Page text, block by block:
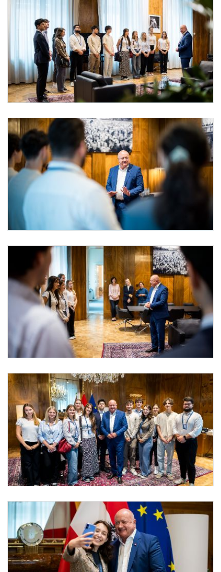
Praktikantinnen und Praktikanten bei Bundeskanzler Stocker
Am 29. Juli 2025 empfing Bundeskanzler Christian Stocker (r.) die
Praktikantinnen und Praktikanten bei Bundeskanzler Stocker
Am 29. Juli 2025 empfing Bundeskanzler Christian Stocker (m.) die
Praktikantinnen und Praktikanten bei Bundeskanzler Stocker
Am 29. Juli 2025 empfing Bundeskanzler Christian Stocker (r.) die
Praktikantinnen und Praktikanten bei Bundeskanzler Stocker
Am 29. Juli 2025 empfing Bundeskanzler Christian Stocker (m.) die